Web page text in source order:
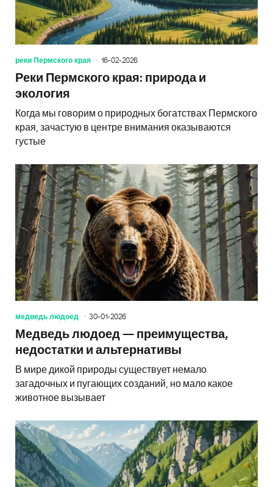
реки Пермского края 16-02-2026
Реки Пермского края: природа и
экология
Когда мы говорим о природных богатствах Пермского
края, зачастую в центре внимания оказываются
густые
медведь людоед 30-01-2026
Медведь людоед — преимущества,
недостатки и альтернативы
В мире дикой природы существует немало
загадочных и пугающих созданий, но мало какое
животное вызывает